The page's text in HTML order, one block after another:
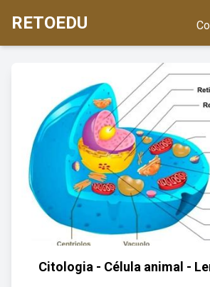
RETOEDU
Citologia - Célula animal -